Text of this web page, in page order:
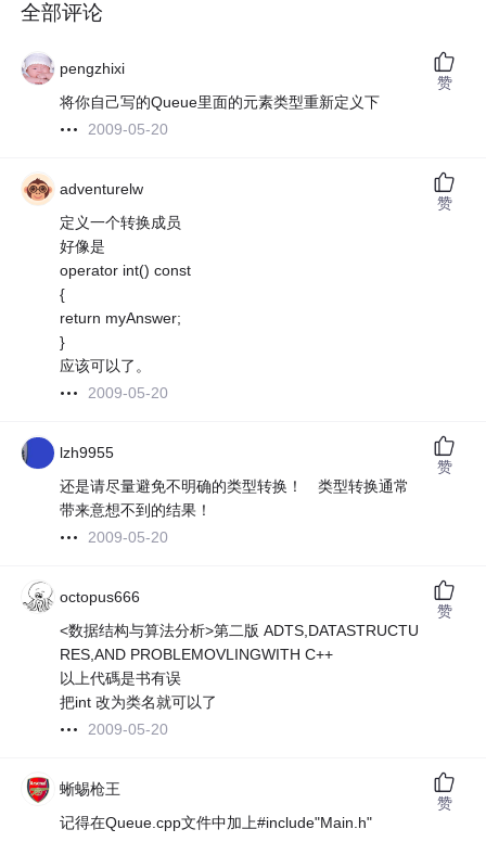
全部评论
pengzhixi
将你自己写的Queue里面的元素类型重新定义下
2009-05-20
赞
adventurelw
定义一个转换成员
好像是
operator int() const
{
return myAnswer;
}
应该可以了。
2009-05-20
赞
lzh9955
还是请尽量避免不明确的类型转换！ 类型转换通常
带来意想不到的结果！
2009-05-20
赞
octopus666
<数据结构与算法分析>第二版 ADTS,DATASTRUCTU
RES,AND PROBLEMOVLINGWITH C++
以上代碼是书有误
把int 改为类名就可以了
2009-05-20
赞
蜥蜴枪王
记得在Queue.cpp文件中加上#include"Main.h"
赞